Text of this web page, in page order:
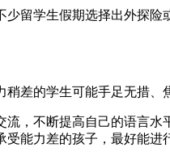
留学生假期选择出外探险
的学生可能手足无措、
，不断提高自己的语言水
能力差的孩子，最好能进